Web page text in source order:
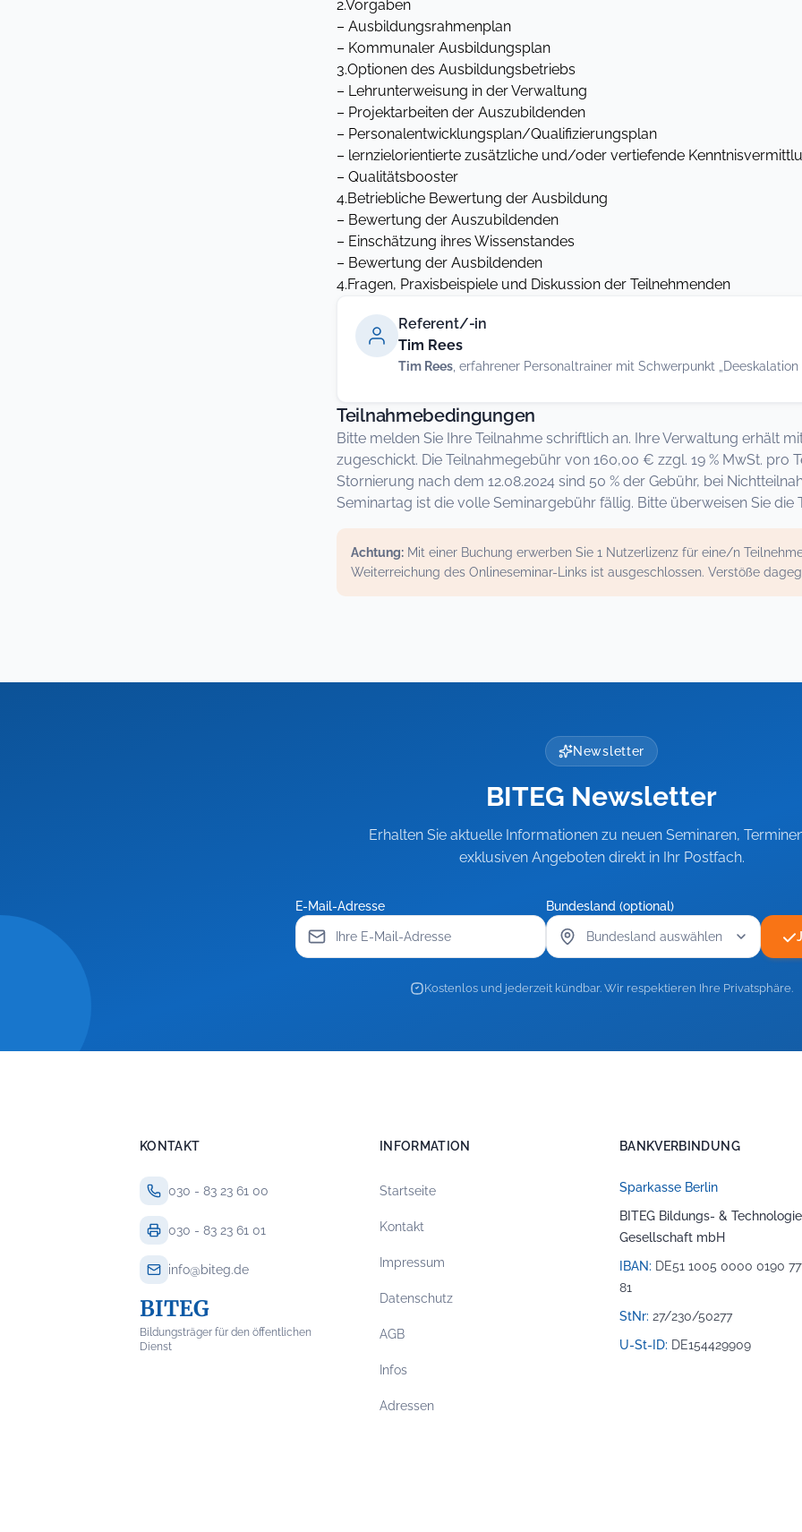
2.Vorgaben
– Ausbildungsrahmenplan
– Kommunaler Ausbildungsplan
3.Optionen des Ausbildungsbetriebs
– Lehrunterweisung in der Verwaltung
– Projektarbeiten der Auszubildenden
– Personalentwicklungsplan/Qualifizierungsplan
– lernzielorientierte zusätzliche und/oder vertiefende
– Qualitätsbooster
4.Betriebliche Bewertung der Ausbildung
– Bewertung der Auszubildenden
– Einschätzung ihres Wissenstandes
– Bewertung der Ausbildenden
4.Fragen, Praxisbeispiele und Diskussion der Teilnehmenden
Referent/-in
Tim Rees
Tim Rees , erfahrener Personaltrainer mit Schwerpunkt „Deeskalation
Teilnahmebedingungen
Bitte melden Sie Ihre Teilnahme schriftlich an. Ihre Verwaltung erhält
zugeschickt. Die Teilnahmegebühr von 160,00 € zzgl. 19 % MwSt. pro
Stornierung nach dem 12.08.2024 sind 50 % der Gebühr, bei
Seminartag ist die volle Seminargebühr fällig. Bitte überweisen Sie
Achtung: Mit einer Buchung erwerben Sie 1 Nutzerlizenz für eine/n
Weiterreichung des Onlineseminar-Links ist ausgeschlossen. Verstöße
Newsletter
BITEG Newsletter
Erhalten Sie aktuelle Informationen zu neuen Seminaren,
exklusiven Angeboten direkt in Ihr Postfach.
E-Mail-Adresse Bundesland (optional)
Kostenlos und jederzeit kündbar. Wir respektieren Ihre Privatsphäre.
KONTAKT
030 - 83 23 61 00
030 - 83 23 61 01
info@biteg.de
BITEG
Bildungsträger für den öffentlichen
Dienst
INFORMATION
Startseite
Kontakt
Impressum
Datenschutz
AGB
Infos
Adressen
BANKVERBINDUNG
Sparkasse Berlin
BITEG Bildungs- &
Gesellschaft mbH
IBAN: DE51 1005 0000 0190
81
StNr: 27/230/50277
U-St-ID: DE154429909